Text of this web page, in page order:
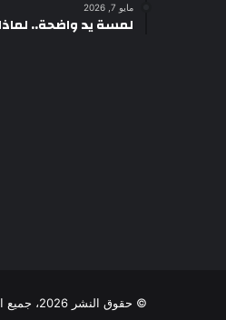
مايو 7, 2026
لمسة يد واضحة..
© حقوق النشر 2026، جميع الحقوق محفوظة | أُردُني - مِصداقِيةُ الخَبَر